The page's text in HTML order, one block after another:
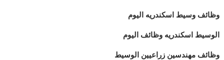
وظائف وسيط اسكندريه اليوم
الوسيط اسكندريه وظائف اليوم
وظائف مهندسين زراعيين الوسيط